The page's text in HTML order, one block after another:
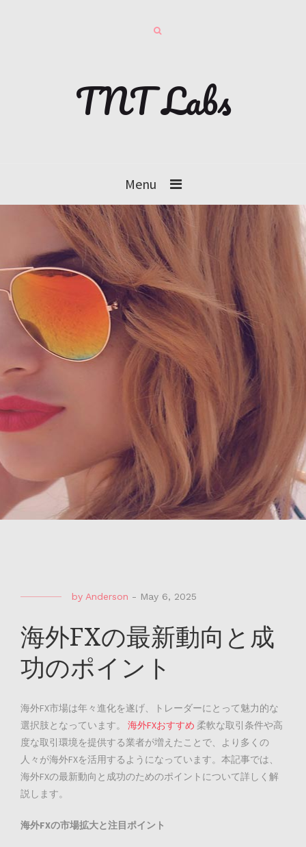
TNT Labs
Menu
by Anderson - May 6, 2025
海外FXの最新動向と成
功のポイント
海外FX市場は年々進化を遂げ、トレーダーにとって魅力的な
選択肢となっています。 海外FXおすすめ 柔軟な取引条件や高
度な取引環境を提供する業者が増えたことで、より多くの
人々が海外FXを活用するようになっています。本記事では、
海外FXの最新動向と成功のためのポイントについて詳しく解
説します。
海外FXの市場拡大と注目ポイント